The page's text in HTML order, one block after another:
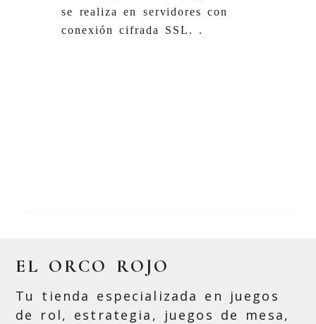
se realiza en servidores con
conexión cifrada SSL. .
EL ORCO ROJO
Tu tienda especializada en juegos
de rol, estrategia, juegos de mesa,